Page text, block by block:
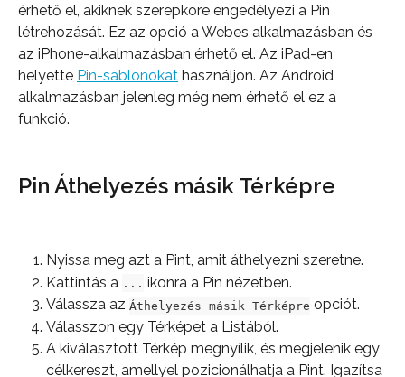
érhető el, akiknek szerepköre engedélyezi a Pin
létrehozását. Ez az opció a Webes alkalmazásban és
az iPhone-alkalmazásban érhető el. Az iPad-en
helyette Pin-sablonokat használjon. Az Android
alkalmazásban jelenleg még nem érhető el ez a
funkció.
Pin Áthelyezés másik Térképre
Nyissa meg azt a Pint, amit áthelyezni szeretne.
Kattintás a ... ikonra a Pin nézetben.
Válassza az Áthelyezés másik Térképre opciót.
Válasszon egy Térképet a Listából.
A kiválasztott Térkép megnyílik, és megjelenik egy
célkereszt, amellyel pozicionálhatja a Pint. Igazítsa